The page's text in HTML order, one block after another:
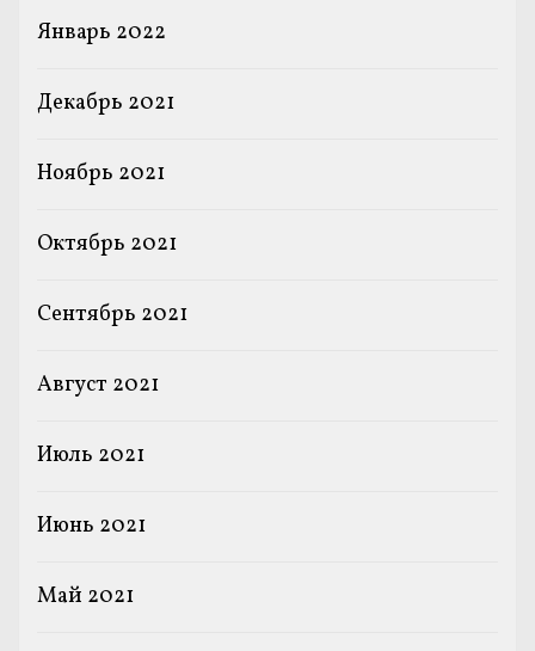
Январь 2022
Декабрь 2021
Ноябрь 2021
Октябрь 2021
Сентябрь 2021
Август 2021
Июль 2021
Июнь 2021
Май 2021